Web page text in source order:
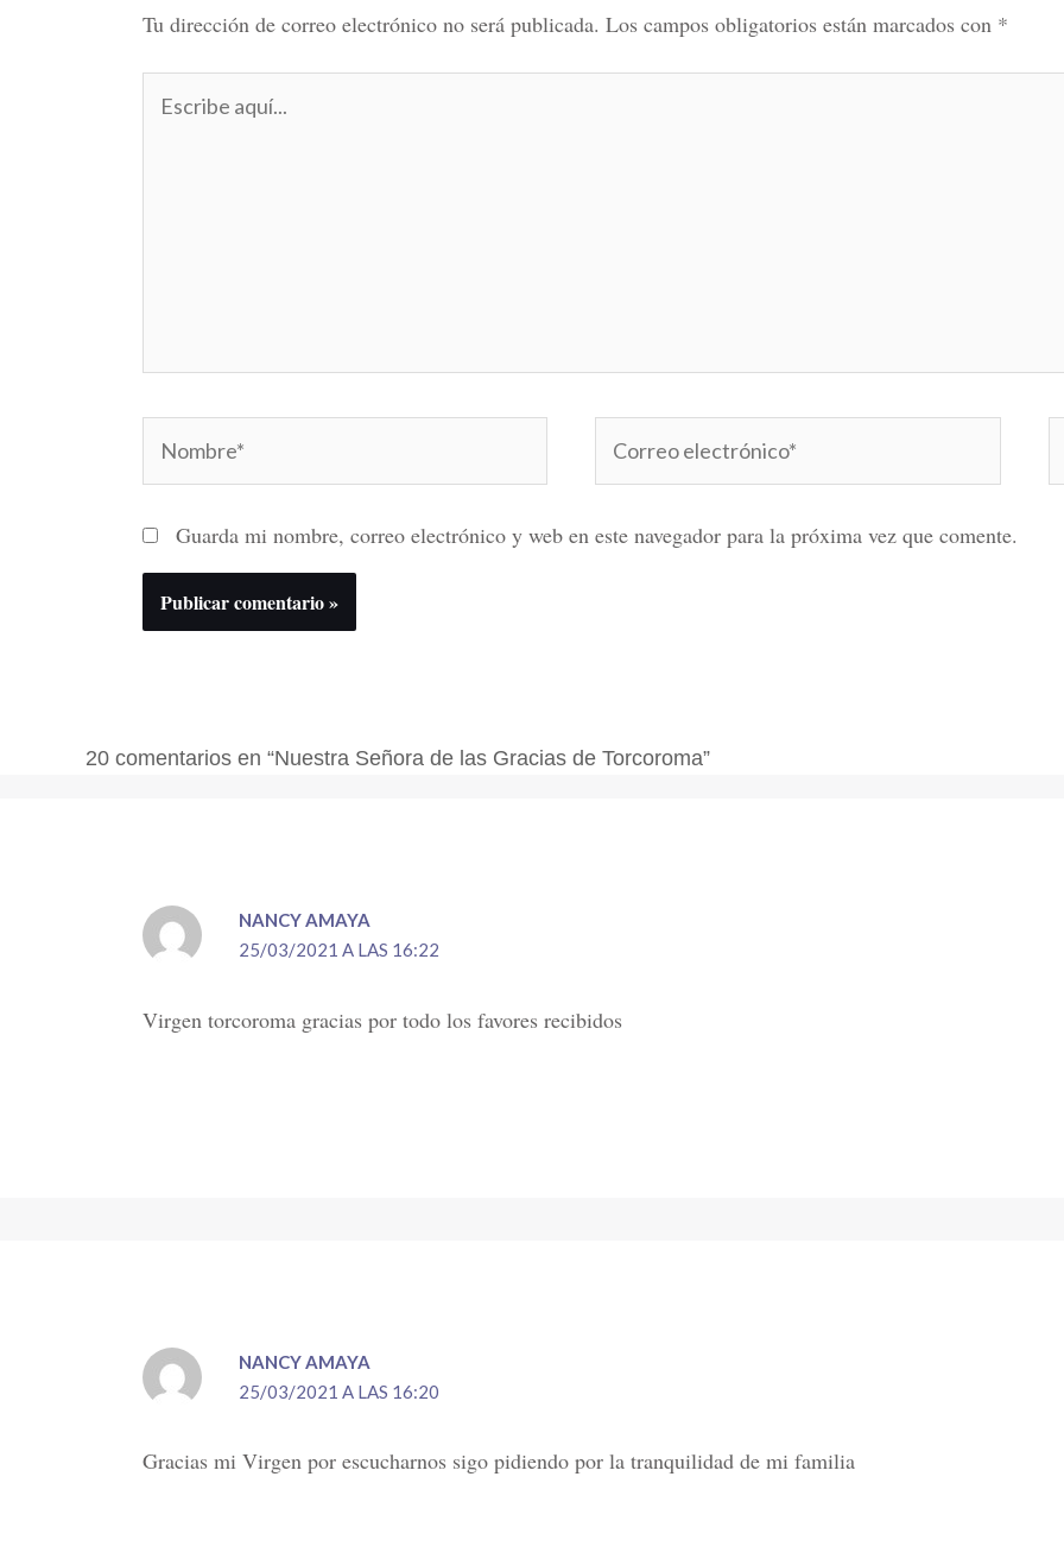
Tu dirección de correo electrónico no será publicada. Los campos obligatorios están marcados con *
aquí...
electrónico*
Guarda mi nombre, correo electrónico y web en este navegador para la próxima vez que comente.
20 comentarios en “Nuestra Señora de las Gracias de Torcoroma”
NANCY AMAYA
25/03/2021 A LAS 16:22
Virgen torcoroma gracias por todo los favores recibidos
NANCY AMAYA
25/03/2021 A LAS 16:20
Gracias mi Virgen por escucharnos sigo pidiendo por la tranquilidad de mi familia